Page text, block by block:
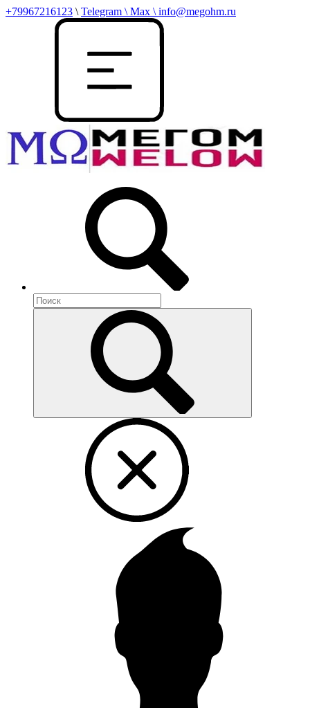
+79967216123 \ Telegram \ Max \ info@megohm.ru